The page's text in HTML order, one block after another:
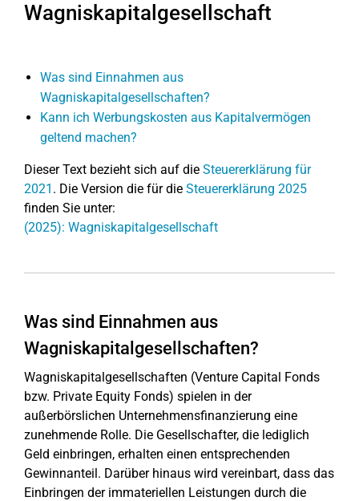
Wagniskapitalgesellschaft
Was sind Einnahmen aus
Wagniskapitalgesellschaften?
Kann ich Werbungskosten aus Kapitalvermögen
geltend machen?
Dieser Text bezieht sich auf die Steuererklärung für
2021 . Die Version die für die Steuererklärung 2025
finden Sie unter:
(2025): Wagniskapitalgesellschaft
Was sind Einnahmen aus
Wagniskapitalgesellschaften?
Wagniskapitalgesellschaften (Venture Capital Fonds
bzw. Private Equity Fonds) spielen in der
außerbörslichen Unternehmensfinanzierung eine
zunehmende Rolle. Die Gesellschafter, die lediglich
Geld einbringen, erhalten einen entsprechenden
Gewinnanteil. Darüber hinaus wird vereinbart, dass das
Einbringen der immateriellen Leistungen durch die